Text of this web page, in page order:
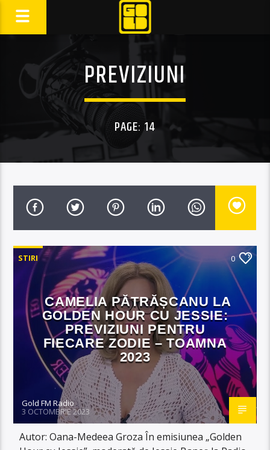
PREVIZIUNI
PAGE: 14
STIRI 0
CAMELIA PĂTRĂȘCANU LA
GOLDEN HOUR CU JESSIE:
PREVIZIUNI PENTRU
FIECARE ZODIE – TOAMNA
2023
Gold FM Radio
3 OCTOMBRIE 2023
Autor: Oana-Medeea Groza În emisiunea „Golden